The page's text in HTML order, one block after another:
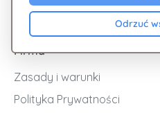
Odrzuć
Blog
Firma
Zasady i warunki
Polityka Prywatności